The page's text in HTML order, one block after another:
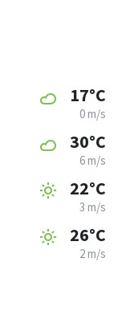
17°C
0 m/s
30°C
6 m/s
22°C
3 m/s
26°C
2 m/s